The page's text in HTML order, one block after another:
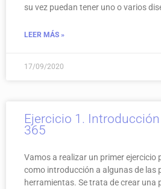
su vez puedan tener uno o varios
LEER MÁS »
17/09/2020
Ejercicio 1.
365
Vamos a realizar un primer ejercicio
como introducción a algunas de las
herramientas. Se trata de crear una